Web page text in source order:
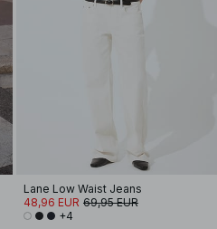
Lane Low Waist Jeans
48,96 EUR 69,95 EUR
+4